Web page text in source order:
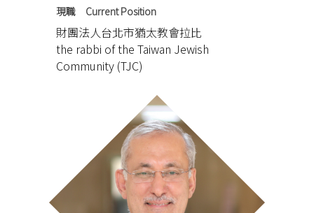
現職 Current Position
財團法人台北市猶太教會拉比
the rabbi of the Taiwan Jewish
Community (TJC)